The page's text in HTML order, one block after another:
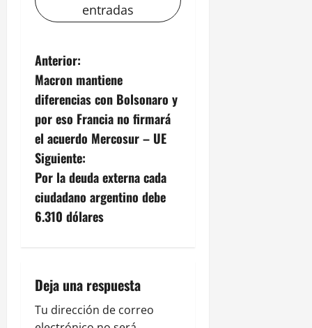
entradas
N
a
v
e
g
a
ó
Anterior:
Macron mantiene
diferencias con Bolsonaro y
por eso Francia no firmará
el acuerdo Mercosur – UE
Siguiente:
Por la deuda externa cada
ciudadano argentino debe
6.310 dólares
Deja una respuesta
Tu dirección de correo